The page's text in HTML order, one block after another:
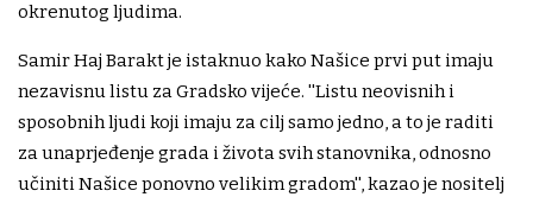
okrenutog ljudima.
Samir Haj Barakt je istaknuo kako Našice prvi put imaju
nezavisnu listu za Gradsko vijeće. ''Listu neovisnih i
sposobnih ljudi koji imaju za cilj samo jedno, a to je raditi
za unaprjeđenje grada i života svih stanovnika, odnosno
učiniti Našice ponovno velikim gradom'', kazao je nositelj